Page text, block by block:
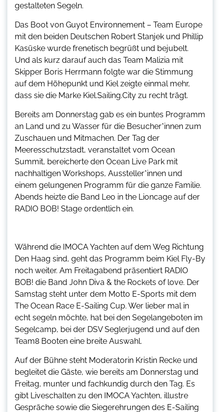
gestalteten Segeln.
Das Boot von Guyot Environnement – Team Europe
mit den beiden Deutschen Robert Stanjek und Phillip
Kasüske wurde frenetisch begrüßt und bejubelt.
Und als kurz darauf auch das Team Malizia mit
Skipper Boris Herrmann folgte war die Stimmung
auf dem Höhepunkt und Kiel zeigte einmal mehr,
dass sie die Marke Kiel.Sailing.City zu recht trägt.
Bereits am Donnerstag gab es ein buntes Programm
an Land und zu Wasser für die Besucher*innen zum
Zuschauen und Mitmachen. Der Tag der
Meeresschutzstadt, veranstaltet vom Ocean
Summit, bereicherte den Ocean Live Park mit
nachhaltigen Workshops, Aussteller*innen und
einem gelungenen Programm für die ganze Familie.
Abends heizte die Band Leo in the Lioncage auf der
RADIO BOB! Stage ordentlich ein.
Während die IMOCA Yachten auf dem Weg Richtung
Den Haag sind, geht das Programm beim Kiel Fly-By
noch weiter. Am Freitagabend präsentiert RADIO
BOB! die Band John Diva & the Rockets of love. Der
Samstag steht unter dem Motto E-Sports mit dem
The Ocean Race E-Sailing Cup. Wer lieber mal in
echt segeln möchte, hat bei den Segelangeboten im
Segelcamp, bei der DSV Seglerjugend und auf den
Team8 Booten eine breite Auswahl.
Auf der Bühne steht Moderatorin Kristin Recke und
begleitet die Gäste, wie bereits am Donnerstag und
Freitag, munter und fachkundig durch den Tag. Es
gibt Liveschalten zu den IMOCA Yachten, illustre
Gespräche sowie die Siegerehrungen des E-Sailing